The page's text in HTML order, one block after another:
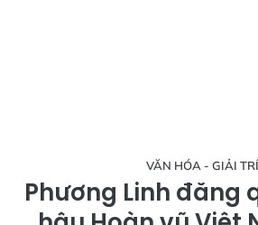
VĂN HÓA - GIẢI TRÍ
Phương Linh đăng